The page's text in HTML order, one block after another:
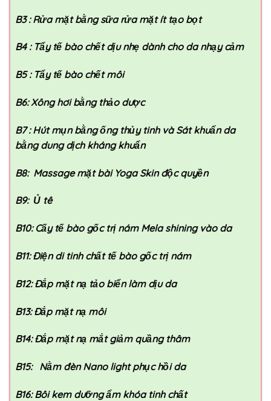
B3 : Rửa mặt bằng sữa rửa mặt ít tạo bọt
B4 : Tẩy tế bào chết dịu nhẹ dành cho da nhạy cảm
B5 : Tẩy tế bào chết môi
B6: Xông hơi bằng thảo dược
B7 : Hút mụn bằng ống thủy tinh và Sát khuẩn da
bằng dung dịch kháng khuẩn
B8: Massage mặt bài Yoga Skin độc quyền
B9: Ủ tê
B10: Cấy tế bào gốc trị nám Mela shining vào da
B11: Điện di tinh chất tế bào gốc trị nám
B12: Đắp mặt nạ tảo biển làm dịu da
B13: Đắp mặt nạ môi
B14: Đắp mặt nạ mắt giảm quầng thâm
B15: Nằm đèn Nano light phục hồi da
B16: Bôi kem dưỡng ẩm khóa tinh chất